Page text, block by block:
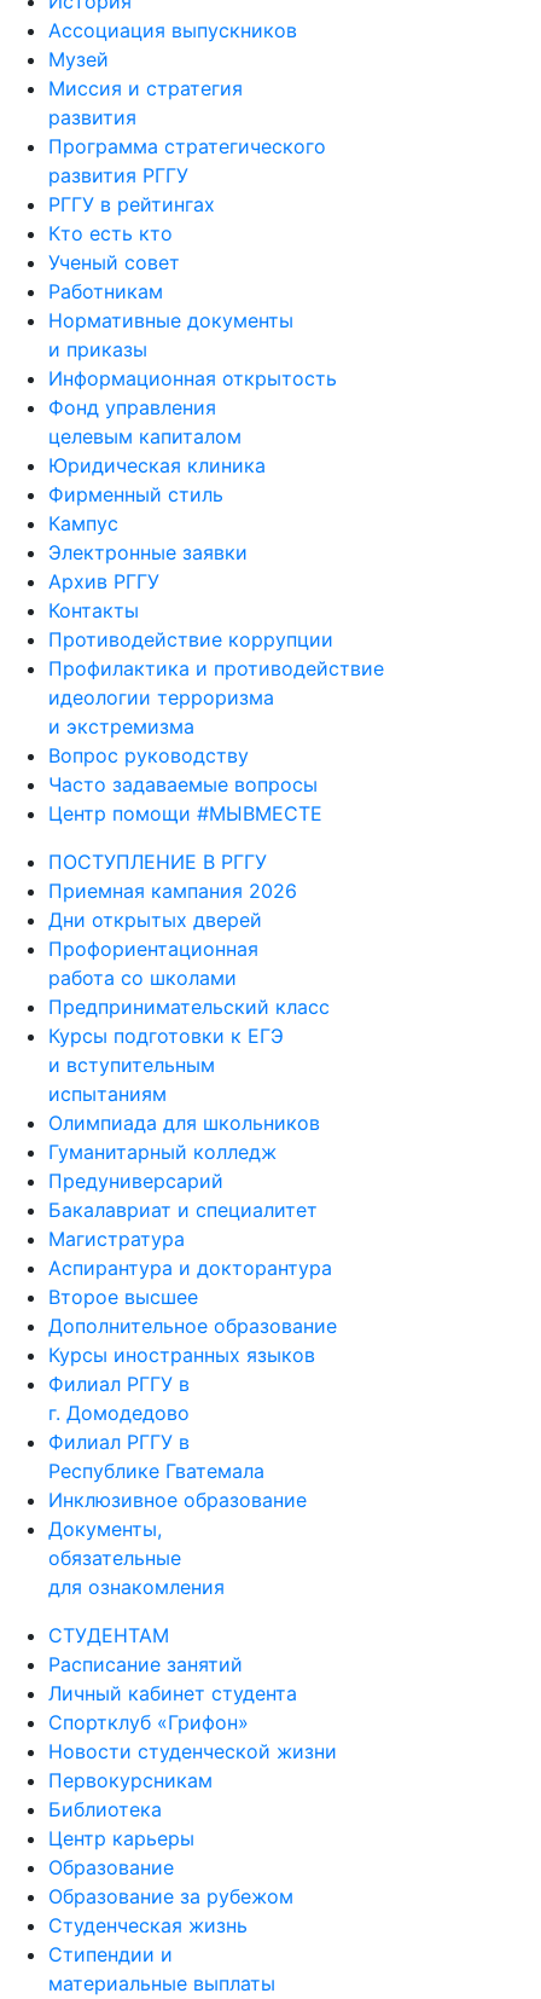
Ассоциация выпускников
Музей
Миссия и стратегия
развития
Программа стратегического
развития РГГУ
РГГУ в рейтингах
Кто есть кто
Ученый совет
Работникам
Нормативные документы
и приказы
Информационная открытость
Фонд управления
целевым капиталом
Юридическая клиника
Фирменный стиль
Кампус
Электронные заявки
Архив РГГУ
Контакты
Противодействие коррупции
Профилактика и противодействие
идеологии терроризма
и экстремизма
Вопрос руководству
Часто задаваемые вопросы
Центр помощи #МЫВМЕСТЕ
ПОСТУПЛЕНИЕ В РГГУ
Приемная кампания 2026
Дни открытых дверей
Профориентационная
работа со школами
Предпринимательский класс
Курсы подготовки к ЕГЭ
и вступительным
испытаниям
Олимпиада для школьников
Гуманитарный колледж
Предуниверсарий
Бакалавриат и специалитет
Магистратура
Аспирантура и докторантура
Второе высшее
Дополнительное образование
Курсы иностранных языков
Филиал РГГУ в
г. Домодедово
Филиал РГГУ в
Республике Гватемала
Инклюзивное образование
Документы,
обязательные
для ознакомления
СТУДЕНТАМ
Расписание занятий
Личный кабинет студента
Спортклуб «Грифон»
Новости студенческой жизни
Первокурсникам
Библиотека
Центр карьеры
Образование
Образование за рубежом
Студенческая жизнь
Стипендии и
материальные выплаты